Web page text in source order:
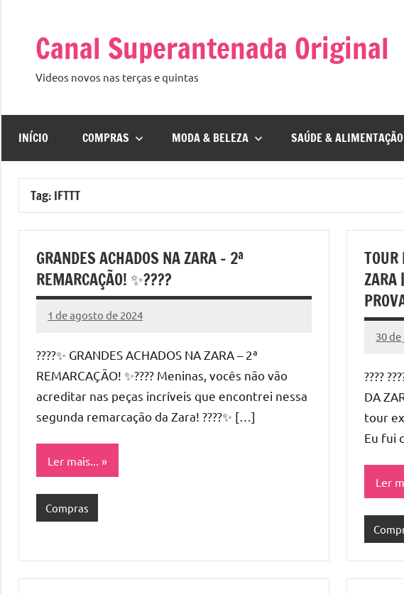
Canal Superantenada Original
Videos novos nas terças e quintas
INÍCIO COMPRAS MODA & BELEZA SAÚDE & ALIMENTAÇÃO
Tag: IFTTT
GRANDES ACHADOS NA ZARA – 2ª
REMARCAÇÃO! ✨????
1 de agosto de 2024
Cibelle
Nenhum
????✨ GRANDES ACHADOS NA ZARA – 2ª
REMARCAÇÃO! ✨???? Meninas, vocês não vão
acreditar nas peças incríveis que encontrei nessa
segunda remarcação da Zara! ????✨ […]
Ler mais...
Compras
TOUR
ZARA
30
????
DA
tour
Eu fui
Ler